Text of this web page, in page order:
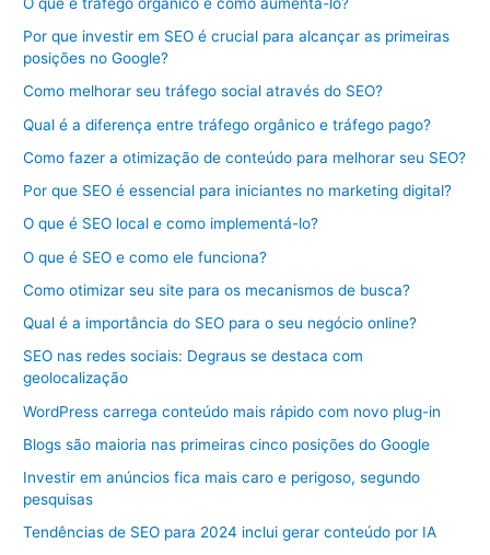
Por que investir em SEO é crucial para alcançar as primeiras
posições no Google?
Como melhorar seu tráfego social através do SEO?
Qual é a diferença entre tráfego orgânico e tráfego pago?
Como fazer a otimização de conteúdo para melhorar seu SEO?
Por que SEO é essencial para iniciantes no marketing digital?
O que é SEO local e como implementá-lo?
O que é SEO e como ele funciona?
Como otimizar seu site para os mecanismos de busca?
Qual é a importância do SEO para o seu negócio online?
SEO nas redes sociais: Degraus se destaca com
geolocalização
WordPress carrega conteúdo mais rápido com novo plug-in
Blogs são maioria nas primeiras cinco posições do Google
Investir em anúncios fica mais caro e perigoso, segundo
pesquisas
Tendências de SEO para 2024 inclui gerar conteúdo por IA